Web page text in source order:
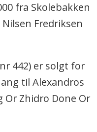
fra Skolebakken
Fredriksen
442) er solgt for
til Alexandros
Zhidro Done Or